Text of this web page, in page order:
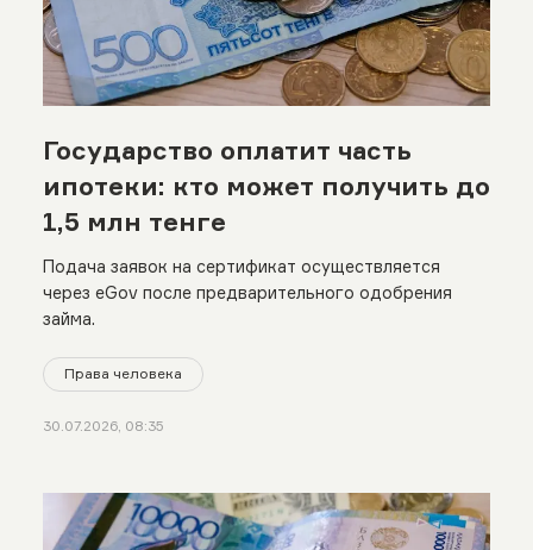
Государство оплатит часть
ипотеки: кто может получить до
1,5 млн тенге
Подача заявок на сертификат осуществляется
через eGov после предварительного одобрения
займа.
Права человека
30.07.2026, 08:35